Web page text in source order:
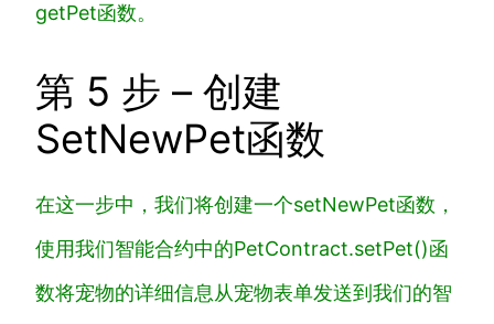
getPet函数。
第 5 步 – 创建
SetNewPet函数
在这一步中，我们将创建一个setNewPet函数，
使用我们智能合约中的PetContract.setPet()函
数将宠物的详细信息从宠物表单发送到我们的智